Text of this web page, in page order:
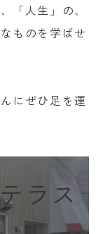
「人生」の、
ものを学ばせ
にぜひ足を運
ラス